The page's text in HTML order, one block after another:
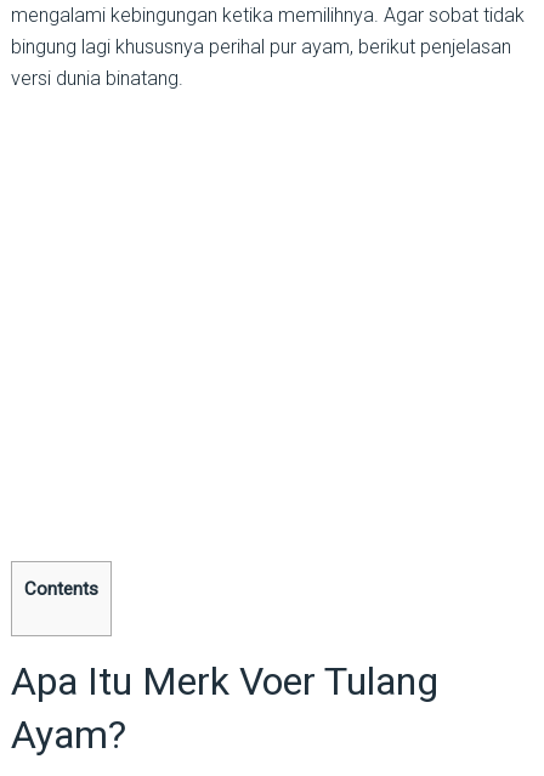
mengalami kebingungan ketika memilihnya. Agar sobat tidak
bingung lagi khususnya perihal pur ayam, berikut penjelasan
versi dunia binatang.
Contents
Apa Itu Merk Voer Tulang
Ayam?